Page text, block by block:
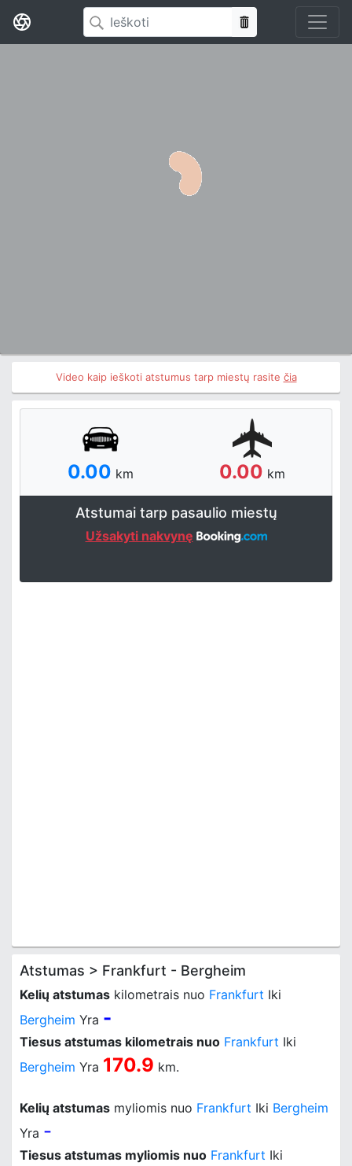
Video kaip ieškoti atstumus tarp miestų rasite čia
0.00 km 0.00 km
Atstumai tarp pasaulio miestų
Užsakyti nakvynę
Atstumas > Frankfurt - Bergheim
Kelių atstumas kilometrais nuo Frankfurt Iki
Bergheim Yra -
Tiesus atstumas kilometrais nuo Frankfurt Iki
Bergheim Yra 170.9 km.
Kelių atstumas myliomis nuo Frankfurt Iki Bergheim
Yra -
Tiesus atstumas myliomis nuo Frankfurt Iki